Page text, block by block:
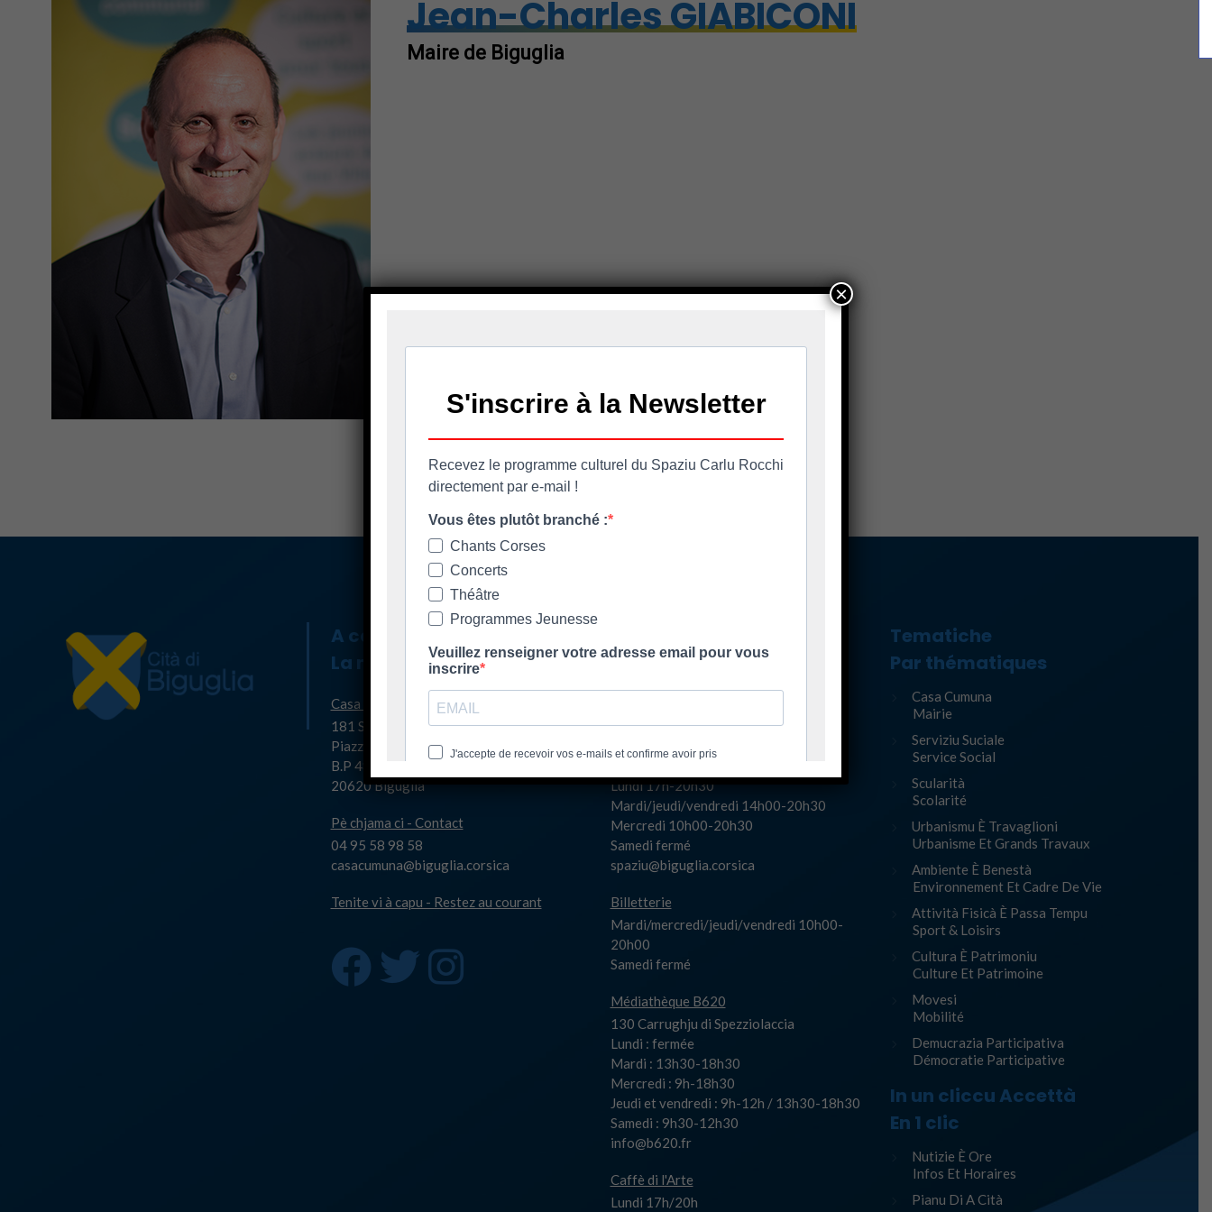
Jean-Charles GIABICONI
Maire de Biguglia
A casa cumuna
La mairie
Casa Cumuna
181 Strada di u Lancone
Piazza di l'Albore
B.P 48
20620 Biguglia
Pè chjama ci - Contact
04 95 58 98 58
casacumuna@biguglia.corsica
Tenite vi à capu - Restez au courant
Les horaires d'ouverture
130 Carrughju di Spezziolaccia
20620 Biguglia
Lundi 17h-20h30
Mardi/jeudi/vendredi 14h00-20h30
Mercredi 10h00-20h30
Samedi fermé
spaziu@biguglia.corsica
Billetterie
Mardi/mercredi/jeudi/vendredi 10h00-
20h00
Samedi fermé
Médiathèque B620
130 Carrughju di Spezziolaccia
Lundi : fermée
Mardi : 13h30-18h30
Mercredi : 9h-18h30
Jeudi et vendredi : 9h-12h / 13h30-18h30
Samedi : 9h30-12h30
info@b620.fr
Caffè di l'Arte
Lundi 17h/20h
Tematiche
Par thématiques
Casa Cumuna
Mairie
Serviziu Suciale
Service Social
Scularità
Scolarité
Urbanismu È Travaglioni
Urbanisme Et Grands Travaux
Ambiente È Benestà
Environnement Et Cadre De Vie
Attività Fisicà È Passa Tempu
Sport & Loisirs
Cultura È Patrimoniu
Culture Et Patrimoine
Movesi
Mobilité
Demucrazia Participativa
Démocratie Participative
In un cliccu Accettà
En 1 clic
Nutizie È Ore
Infos Et Horaires
Pianu Di A Cità
×